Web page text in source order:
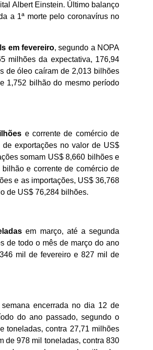
Albert Einstein. Último balanço
a 1ª morte pelo coronavírus no
em fevereiro, segundo a NOPA
milhões da expectativa, 176,94
de óleo caíram de 2,013 bilhões
1,752 bilhão do mesmo período
e corrente de comércio de
exportações no valor de US$
somam US$ 8,660 bilhões e
e corrente de comércio de
e as importações, US$ 36,768
de US$ 76,284 bilhões.
em março, até a segunda
de todo o mês de março do ano
mil de fevereiro e 827 mil de
semana encerrada no dia 12 de
do ano passado, segundo o
toneladas, contra 27,71 milhões
de 978 mil toneladas, contra 830